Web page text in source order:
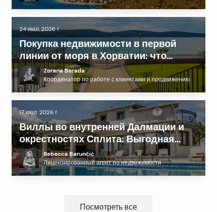
24 июл. 2026 г.
Покупка недвижимости в первой
линии от моря в Хорватии: что
нужно знать перед инвестированием
Zorana Barada
Координатор по работе с клиентами и продвижению
17 июл. 2026 г.
Виллы во внутренней Далмации и
окрестностях Сплита: Выгодная
альтернатива побережью?
Rebecca Barunčić
Лицензированный агент по недвижимости
Посмотреть все